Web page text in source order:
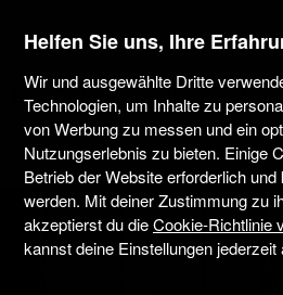
Lagoon 42 - Sukosan
5.0(1) Nur ohne Skipper Professionell
Verifiziertes Boot
Helfen Sie uns, Ihre
Wir und ausgewählte Dritte
Technologien, um Inhalte zu
von Werbung zu messen und ein
Nutzungserlebnis zu bieten. Einige
Betrieb der Website erforderlich
werden. Mit deiner Zustimmung zu
akzeptierst du dieCookie-Richtlinie
kannst deine Einstellungen jederzeit